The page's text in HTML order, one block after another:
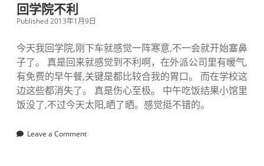
紫
电
视
回学院不利
Published 2013年1月9日
今天我回学院,刚下车就感觉一阵寒意,不一会就开始塞鼻
子了。 真是回来就感觉到不利啊，在外派公司里有暖气,
有免费的早午餐,关键是都比较合我的胃口。 而在学校这
边这些都消失了。 真是伤心至极。 中午吃饭结果小馆里
饭没了,不过今天太阳,晒了晒。感觉挺不错的。
Leave a Comment